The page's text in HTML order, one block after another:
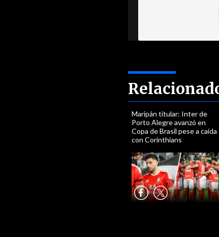
Maripán titular: Inter de
Porto Alegre avanzó en
Copa de Brasil pese a caída
con Corinthians